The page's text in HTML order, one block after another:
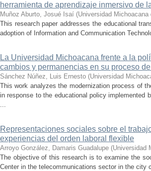
herramienta de aprendizaje inmersivo de
Muñoz Aburto, Josué Isaí (Universidad
This research paper addresses the educational
adoption of Information and Communication
La Universidad Michoacana frente a la
cambios y permanencias en su proceso
Sánchez Núñez, Luis Ernesto (Universidad
This work analyzes the modernization process of
in response to the educational policy implemented
...
Representaciones sociales sobre el
experiencias del orden laboral flexible
Arroyo González, Damaris Guadalupe (Universidad
The objective of this research is to examine the
Center in the telecommunications sector in the